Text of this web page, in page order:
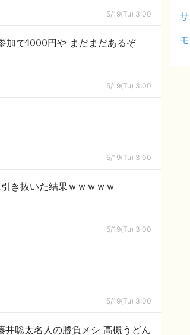
5/19(Tu) 3:00
加で1000円や まだまだあるぞ
5/19(Tu) 3:00
5/19(Tu) 3:00
き抜いた結果ｗｗｗｗｗ
5/19(Tu) 3:00
5/19(Tu) 3:00
井聡太名人の勝負メシ 高槻うどん